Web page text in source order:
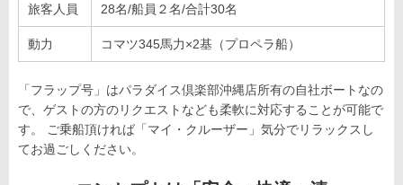
旅客人員 28名/船員２名/合計30名
動力 コマツ345馬力×2基（プロペラ船）
「フラップ号」はパラダイス倶楽部沖縄店所有の自社ボートなの
で、ゲストの方のリクエストなども柔軟に対応することが可能で
す。 ご乗船頂ければ「マイ・クルーザー」気分でリラックスし
てお過ごしください。